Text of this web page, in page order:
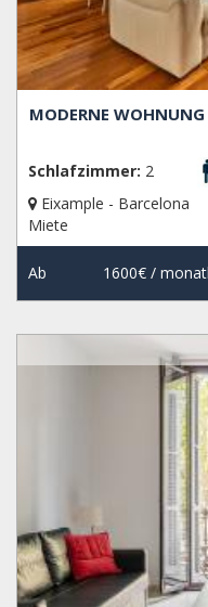
MODERNE
Schlafzimmer: 2
Eixample - Barcelona
Miete
Ab 1600€/